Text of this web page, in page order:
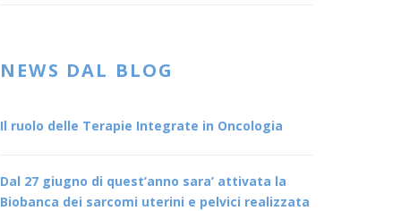
NEWS DAL BLOG
Il ruolo delle Terapie Integrate in Oncologia
Dal 27 giugno di quest’anno sara’ attivata la
Biobanca dei sarcomi uterini e pelvici realizzata